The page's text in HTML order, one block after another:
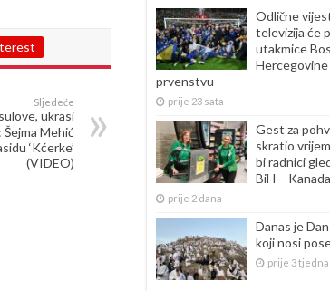
Sljedeće
ukrasi
Šejma Mehić
‘Kćerke’
(VIDEO)
Odlične
televizija će
utakmice
prvenstvu
prije 23 sata
Gest za
skratio
bi radnici
BiH – Kanada
prije 2 dana
Danas je
koji nosi
prije 3 tjedna